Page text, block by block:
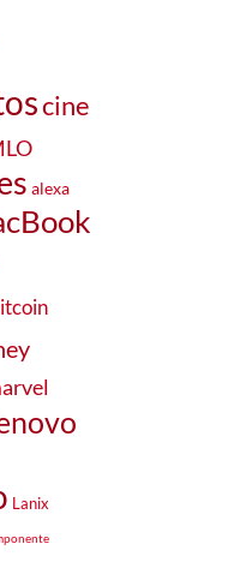
cine
alexa
Lanix